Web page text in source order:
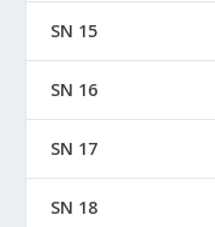
SN 15
SN 16
SN 17
SN 18